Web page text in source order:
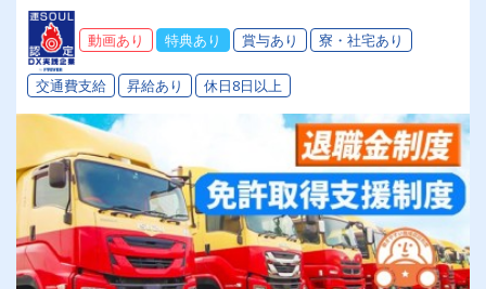
動画あり 特典あり 賞与あり 寮・社宅あり
交通費支給 昇給あり 休日8日以上